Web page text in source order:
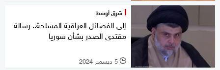
شرق أوسط
إلى الفصائل العراقية المسلحة.. رسالة
مقتدى الصدر بشأن سوريا
l 5 ديسمبر 2024